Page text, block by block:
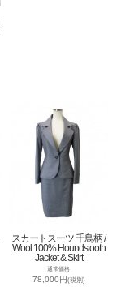
スカートスーツ 千鳥柄 /
Wool 100% Houndstooth
Jacket & Skirt
通常価格
78,000円(税別)